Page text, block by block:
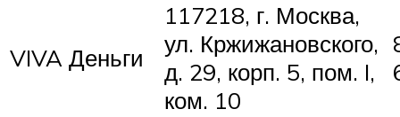
VIVA Деньги
117218, г. Москва,
ул. Кржижановского,
д. 29, корп. 5, пом. I,
ком. 10